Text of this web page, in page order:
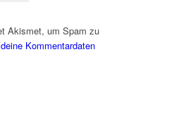
Akismet, um Spam zu
Kommentardaten